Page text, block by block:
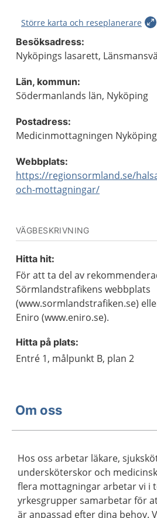
Större karta och reseplanerare
Besöksadress:
Nyköpings lasarett,
Län, kommun:
Södermanlands län, Nyköping
Postadress:
Medicinmottagningen
Webbplats:
https://regionsormland.se/
och-mottagningar/
VÄGBESKRIVNING
Hitta hit:
För att ta del av
Sörmlandstrafikens webbplats
(www.sormlandstrafiken.se)
Eniro (www.eniro.se).
Hitta på plats:
Entré 1, målpunkt B, plan 2
Om oss
Hos oss arbetar läkare,
undersköterskor och
flera mottagningar arbetar vi i
yrkesgrupper samarbetar för
är anpassad efter dina behov.